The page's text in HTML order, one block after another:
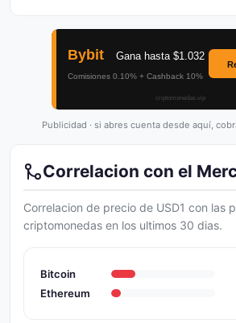
Publicidad · si abres cuenta desde aquí,
Correlacion con el
Correlacion de precio de USD1 con las
criptomonedas en los ultimos 30 dias.
Bitcoin
Ethereum